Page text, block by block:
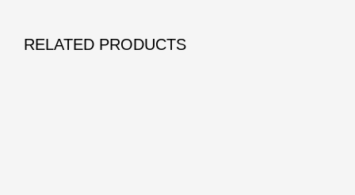
RELATED PRODUCTS